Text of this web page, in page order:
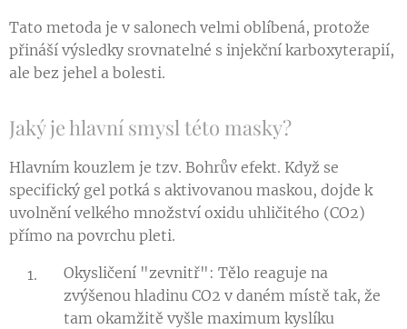
Tato metoda je v salonech velmi oblíbená, protože
přináší výsledky srovnatelné s injekční karboxyterapií,
ale bez jehel a bolesti.
Jaký je hlavní smysl této masky?
Hlavním kouzlem je tzv. Bohrův efekt. Když se
specifický gel potká s aktivovanou maskou, dojde k
uvolnění velkého množství oxidu uhličitého (CO2​)
přímo na povrchu pleti.
Okysličení "zevnitř": Tělo reaguje na
zvýšenou hladinu CO2​ v daném místě tak, že
tam okamžitě vyšle maximum kyslíku